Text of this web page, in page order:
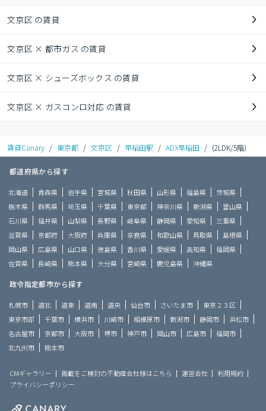
文京区 の賃貸
文京区 × 都市ガス の賃貸
文京区 × シューズボックス の賃貸
文京区 × ガスコンロ対応 の賃貸
賃貸Canary / 東京都 / 文京区 / 早稲田駅 / ADX早稲田 / (2LDK/5階)
都道府県から探す
北海道 青森県 岩手県 宮城県 秋田県 山形県 福島県
茨城県
栃木県
群馬県 埼玉県 千葉県 東京都 神奈川県 新潟県
富山県
石川県
福井県 山梨県 長野県 岐阜県 静岡県 愛知県
三重県
滋賀県
京都府 大阪府 兵庫県 奈良県 和歌山県 鳥取県
島根県
岡山県
広島県 山口県 徳島県 香川県 愛媛県 高知県
福岡県
佐賀県
長崎県 熊本県 大分県 宮崎県 鹿児島県 沖縄県
政令指定都市から探す
札幌市 道北 道東 道南 道央 仙台市 さいたま市
東京２３区
東京市部
千葉市 横浜市 川崎市 相模原市 新潟市 静岡市
浜松市
名古屋市
京都市 大阪市 堺市 神戸市 岡山市 広島市
福岡市
北九州市
熊本市
CMギャラリー 掲載をご検討の不動産会社様はこちら 運営会社
利用規約
プライバシーポリシー